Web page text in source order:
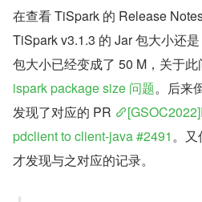
在查看 TiSpark 的 Release
TiSpark v3.1.3 的 Jar 包大小还
包大小已经变成了 50 M，关于
ispark package size 问题。后来
发现了对应的 PR
pdclient to client-java #2491。
才发现与之对应的记录。